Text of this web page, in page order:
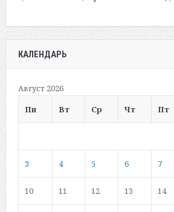
КАЛЕНДАРЬ
Август 2026
Пн
Вт Ср Чт Пт
3 4 5 6 7
10 11 12 13 14